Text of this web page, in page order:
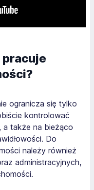
ogranicza się tylko
kontrolować
a także na bieżąco
Do
należy również
administracyjnych,